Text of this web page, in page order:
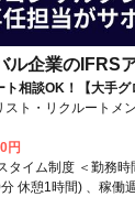
ル企業のIFRS
相談OK！【大手
アドバイザー
スト・リクルートメ
円
タイム制度 ＜勤務時
休憩1時間) 、稼働